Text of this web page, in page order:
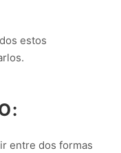
estos
entre dos formas